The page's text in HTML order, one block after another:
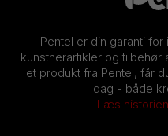
Pentel er din garanti
kunstnerartikler og tilbehør
et produkt fra Pentel, får
dag - både
Læs